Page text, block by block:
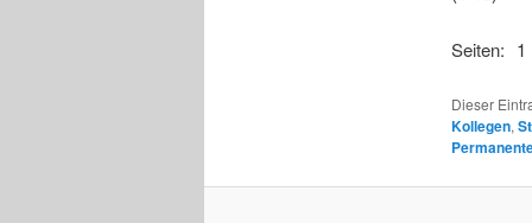
Seiten: 1
Dieser
Kollegen,